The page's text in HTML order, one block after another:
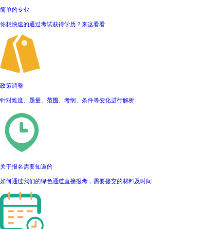
简单的专业
你想快速的通过考试获得学历？来这看看
政策调整
针对难度、题量、范围、考纲、条件等变化进行解析
关于报名需要知道的
如何通过我们的绿色通道直接报考，需要提交的材料及时间